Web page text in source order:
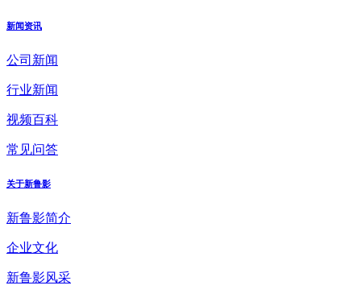
新闻资讯
公司新闻
行业新闻
视频百科
常见问答
关于新鲁影
新鲁影简介
企业文化
新鲁影风采